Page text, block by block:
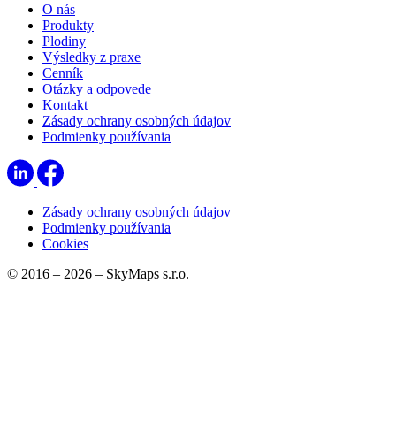
O nás
Produkty
Plodiny
Výsledky z praxe
Cenník
Otázky a odpovede
Kontakt
Zásady ochrany osobných údajov
Podmienky používania
Zásady ochrany osobných údajov
Podmienky používania
Cookies
© 2016 – 2026 – SkyMaps s.r.o.